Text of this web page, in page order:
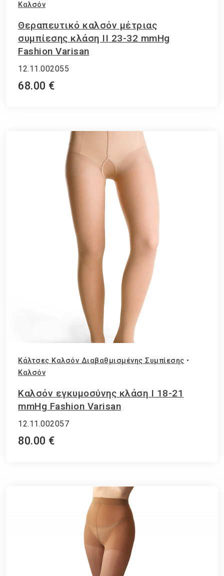
Καλσόν
Θεραπευτικό καλσόν μέτριας
συμπίεσης κλάση ΙΙ 23-32 mmHg
Fashion Varisan
12.11.002055
68.00 €
Κάλτσες Καλσόν Διαβαθμισμένης Συμπίεσης •
Καλσόν
Καλσόν εγκυμοσύνης κλάση Ι 18-21
mmHg Fashion Varisan
12.11.002057
80.00 €